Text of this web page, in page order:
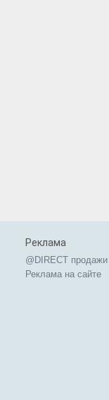
Реклама
@DIRECT продажи
Реклама на сайте